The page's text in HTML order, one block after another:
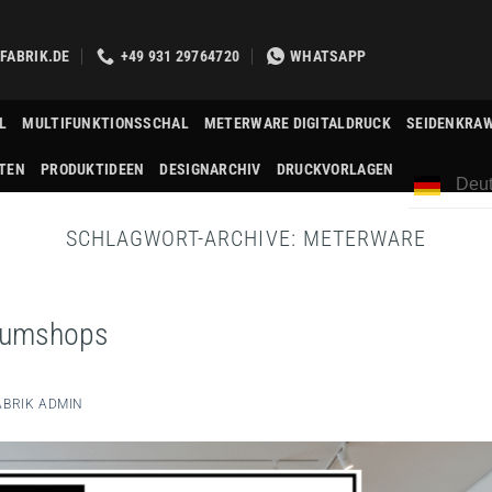
+49 931 29764720 WHATSAPP
MULTIFUNKTIONSSCHAL METERWARE DIGITALDRUCK
PRODUKTIDEEN DESIGNARCHIV DRUCKVORLAGEN
SCHLAGWORT-ARCHIVE: METERWARE
ADMIN